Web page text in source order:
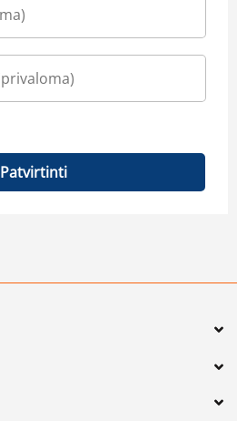
Patvirtinti